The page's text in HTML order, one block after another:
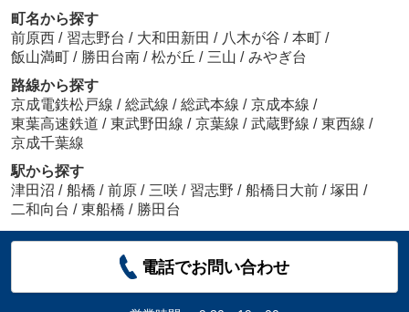
町名から探す
前原西 / 習志野台 / 大和田新田 / 八木が谷 / 本町 /
飯山満町 / 勝田台南 / 松が丘 / 三山 / みやぎ台
路線から探す
京成電鉄松戸線 / 総武線 / 総武本線 / 京成本線 /
東葉高速鉄道 / 東武野田線 / 京葉線 / 武蔵野線 / 東西線 /
京成千葉線
駅から探す
津田沼 / 船橋 / 前原 / 三咲 / 習志野 / 船橋日大前 / 塚田 /
二和向台 / 東船橋 / 勝田台
電話でお問い合わせ